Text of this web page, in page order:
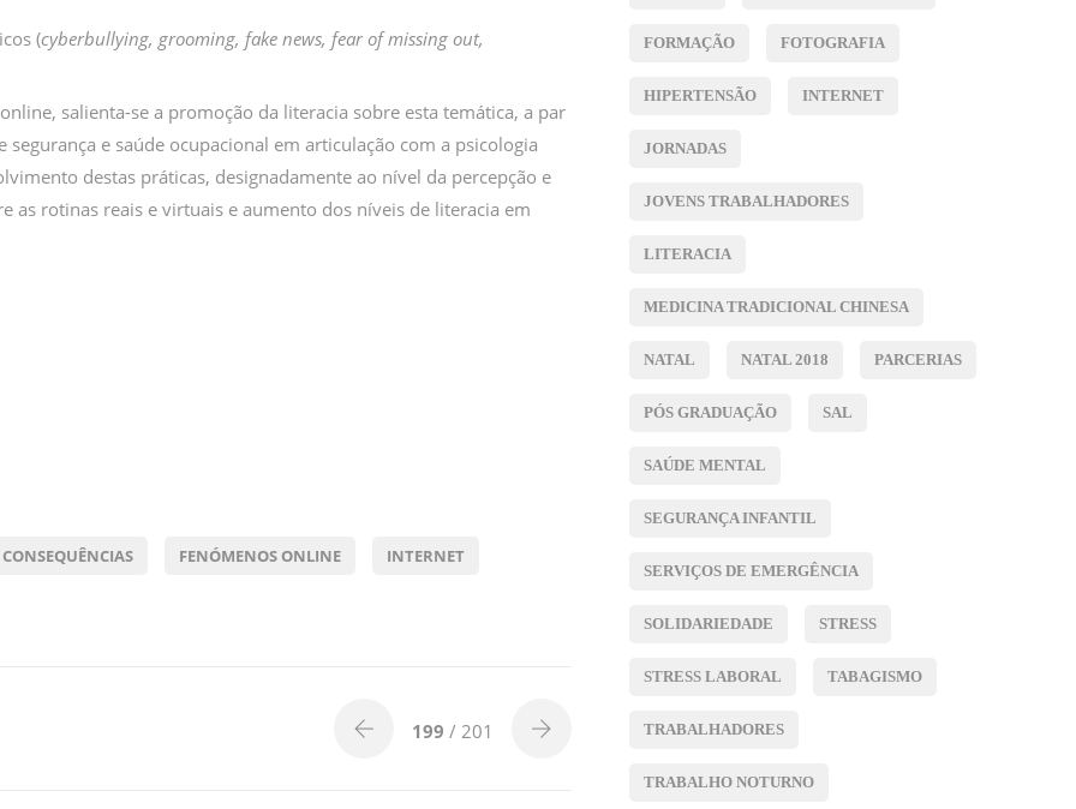
(cyberbullying, grooming, fake news, fear of missing out,
salienta-se a promoção da literacia sobre esta temática, a par
e saúde ocupacional em articulação com a psicologia
destas práticas, designadamente ao nível da percepção e
rotinas reais e virtuais e aumento dos níveis de literacia em
CONSEQUÊNCIAS FENÓMENOS ONLINE INTERNET
199 / 201
FORMAÇÃO FOTOGRAFIA
HIPERTENSÃO INTERNET
JORNADAS
JOVENS TRABALHADORES
LITERACIA
MEDICINA TRADICIONAL CHINESA
NATAL NATAL 2018 PARCERIAS
PÓS GRADUAÇÃO SAL
SAÚDE MENTAL
SEGURANÇA INFANTIL
SERVIÇOS DE EMERGÊNCIA
SOLIDARIEDADE STRESS
STRESS LABORAL TABAGISMO
TRABALHADORES
TRABALHO NOTURNO